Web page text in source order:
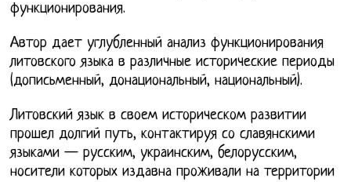
функционирования.
Автор дает углубленный анализ функционирования
литовского языка в различные исторические периоды
(дописьменный, донациональный, национальный).
Литовский язык в своем историческом развитии
прошел долгий путь, контактируя со славянскими
языками — русским, украинским, белорусским,
носители которых издавна проживали на территории